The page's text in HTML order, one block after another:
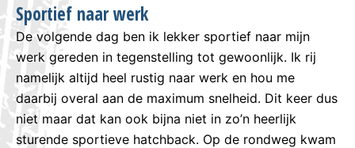
Sportief naar werk
De volgende dag ben ik lekker sportief naar mijn
werk gereden in tegenstelling tot gewoonlijk. Ik rij
namelijk altijd heel rustig naar werk en hou me
daarbij overal aan de maximum snelheid. Dit keer dus
niet maar dat kan ook bijna niet in zo’n heerlijk
sturende sportieve hatchback. Op de rondweg kwam